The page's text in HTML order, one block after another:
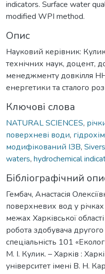
indicators. Surface water
modified WPI method.
Опис
Науковий керівник:
технічних наук, доцент,
менеджменту довкілля
енергетики та сталого
Ключові слова
NATURAL SCIENCES,
поверхневі води,
модифікований ІЗВ,
waters, hydrochemical
Бібліографічний
Гембач, Анастасія
поверхневих вод у
межах Харківської
робота здобувача другого
спеціальність 101
М. І. Кулик. – Харків :
університет імені В. Н.